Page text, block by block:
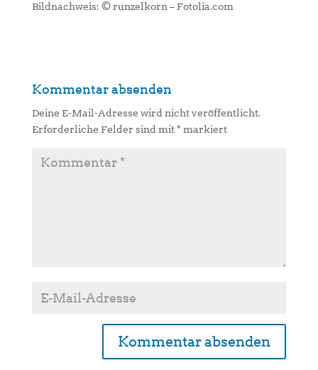
Bildnachweis: © runzelkorn – Fotolia.com
Kommentar absenden
Deine E-Mail-Adresse wird nicht veröffentlicht.
Erforderliche Felder sind mit* markiert